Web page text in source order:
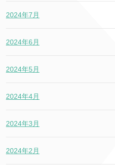
2024年7月
2024年6月
2024年5月
2024年4月
2024年3月
2024年2月